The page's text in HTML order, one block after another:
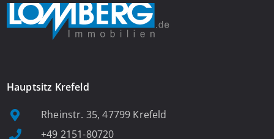
Hauptsitz Krefeld
Rheinstr. 35, 47799 Krefeld
+49 2151-80720